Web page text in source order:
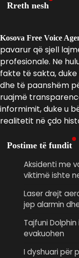
Rreth nesh
Kosova Free Voice
pavarur që sjell
profesionale. Ne
fakte të sakta,
dhe të paanshëm
ruajmë
informimit, duke u
realitetit në çdo
Postime të fundit
Aksidenti me
viktimë ishte
Laser drejt
jep alarmin
Tajfuni
evakuohen
I dyshuari për